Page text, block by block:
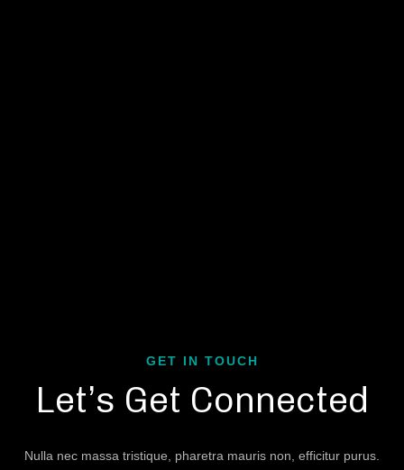
GET IN TOUCH
Let’s Get Connected
Nulla nec massa tristique, pharetra mauris non, efficitur purus.